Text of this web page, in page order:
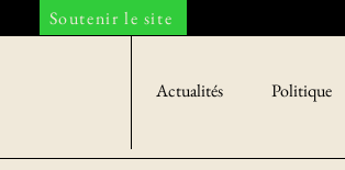
Soutenir le site
Actualités Politique